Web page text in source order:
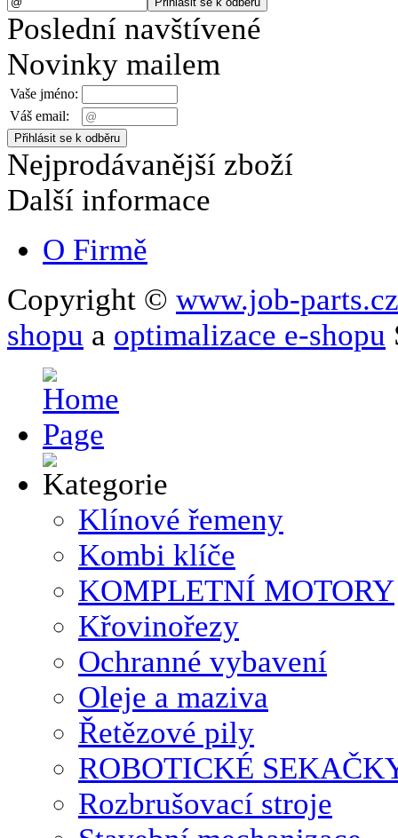
Poslední navštívené
Novinky mailem
Vaše jméno:
Váš email:
Nejprodávanější zboží
Další informace
O Firmě
Copyright © www.job-parts.cz
shopu a optimalizace e-shopu
Klínové řemeny
Kombi klíče
KOMPLETNÍ MOTORY
Křovinořezy
Ochranné vybavení
Oleje a maziva
Řetězové pily
ROBOTICKÉ
Rozbrušovací stroje